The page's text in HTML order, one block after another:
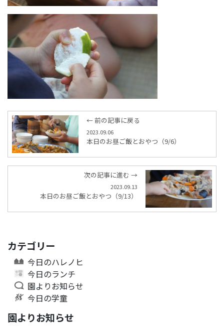
← 前の記事に戻る
2023.09.06
本日のお昼ご飯とおやつ（9/6）
次の記事に進む →
2023.09.13
本日のお昼ご飯とおやつ（9/13）
カテゴリー
今日のハレノヒ
今日のランチ
園よりお知らせ
今日の学童
園よりお知らせ